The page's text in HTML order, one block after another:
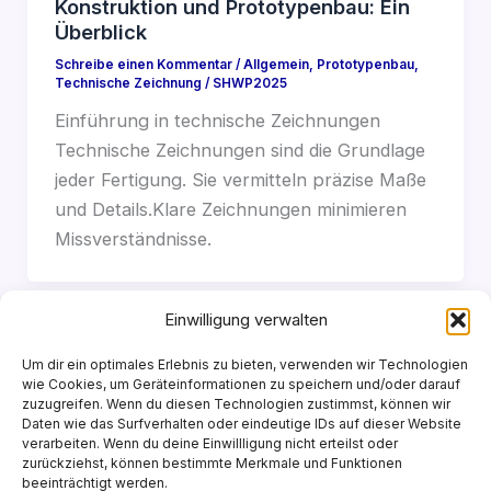
Einwilligung verwalten
Um dir ein optimales Erlebnis zu bieten, verwenden wir Technologien
wie Cookies, um Geräteinformationen zu speichern und/oder darauf
zuzugreifen. Wenn du diesen Technologien zustimmst, können wir
Daten wie das Surfverhalten oder eindeutige IDs auf dieser Website
verarbeiten. Wenn du deine Einwillligung nicht erteilst oder
zurückziehst, können bestimmte Merkmale und Funktionen
beeinträchtigt werden.
Konstruktion und Prototypenbau: Ein
Überblick
Schreibe einen Kommentar / Allgemein, Prototypenbau,
Technische Zeichnung / SHWP2025
Einführung in technische Zeichnungen
Technische Zeichnungen sind die Grundlage
jeder Fertigung. Sie vermitteln präzise Maße
und Details.Klare Zeichnungen minimieren
Missverständnisse.
Copyright © 2026 | Powered by SHWDESIGN 2025